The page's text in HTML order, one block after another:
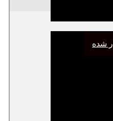
شده